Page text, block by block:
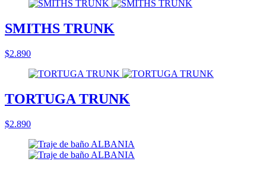
SMITHS TRUNK
$2.890
TORTUGA TRUNK
$2.890